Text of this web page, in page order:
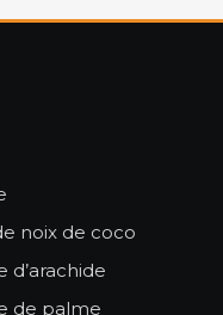
noix de coco
d’arachide
de palme